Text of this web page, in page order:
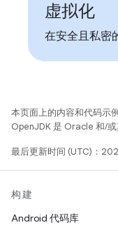
虚拟化
在安全且私密
本页面上的内容和代码示
OpenJDK 是 Oracle 和/或
最后更新时间 (UTC)：
构建
Android 代码库